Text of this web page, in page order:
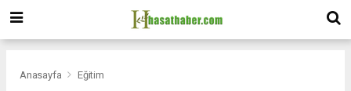
Anasayfa Eğitim